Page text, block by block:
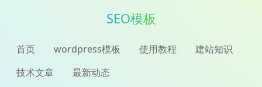
SEO模板
首页 wordpress模板 使用教程
建站知识
技术文章
最新动态